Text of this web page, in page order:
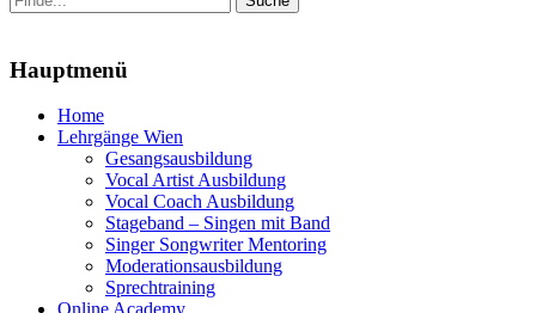
nach:
Hauptmenü
Zum
Inhalt
Home
Lehrgänge Wien
Gesangsausbildung
Vocal Artist Ausbildung
Vocal Coach Ausbildung
Stageband – Singen mit Band
Singer Songwriter Mentoring
Moderationsausbildung
Sprechtraining